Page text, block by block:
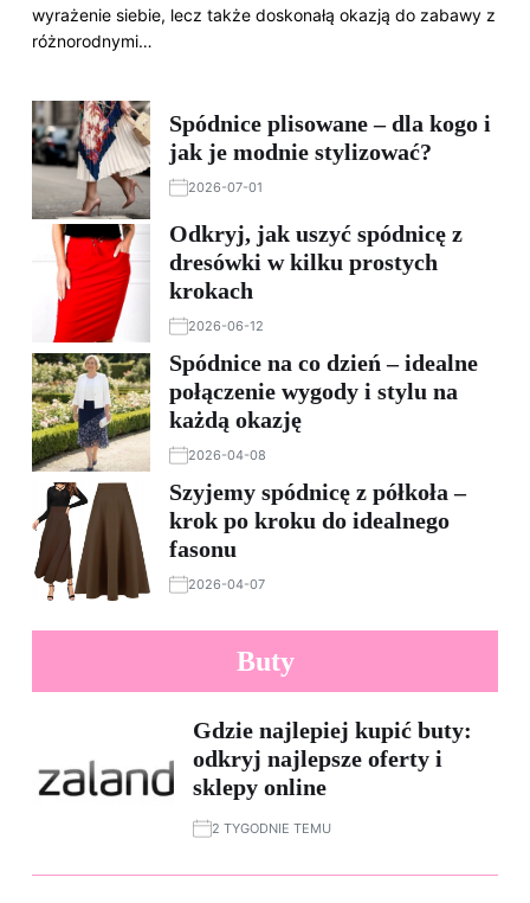
wyrażenie siebie, lecz także doskonałą okazją do zabawy z
różnorodnymi…
Spódnice plisowane – dla kogo i
jak je modnie stylizować?
2026-07-01
Odkryj, jak uszyć spódnicę z
dresówki w kilku prostych
krokach
2026-06-12
Spódnice na co dzień – idealne
połączenie wygody i stylu na
każdą okazję
2026-04-08
Szyjemy spódnicę z półkoła –
krok po kroku do idealnego
fasonu
2026-04-07
Buty
Gdzie najlepiej kupić buty:
odkryj najlepsze oferty i
sklepy online
2 TYGODNIE TEMU